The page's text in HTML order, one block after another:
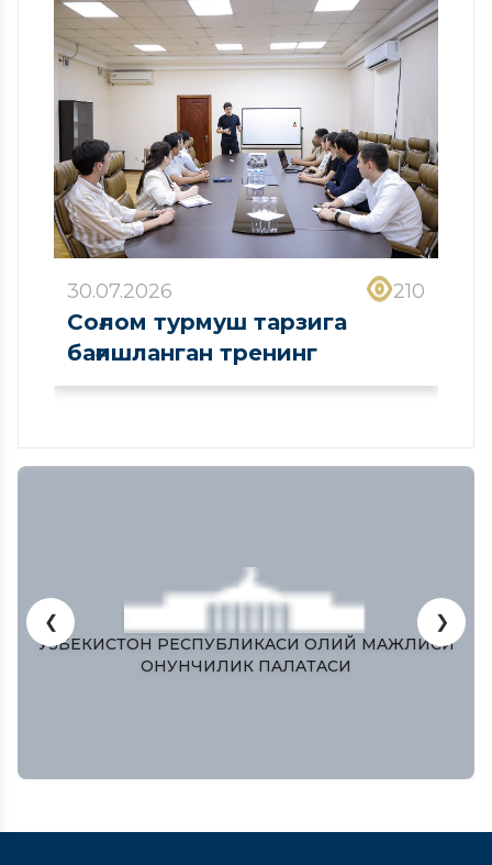
30.07.2026 210
Соғлом турмуш тарзига
бағишланган тренинг
ЎЗБЕКИСТОН РЕСПУБЛИКAСИ ОЛИЙ МAЖЛИСИ
ҚОНУНЧИЛИК ПAЛAТAСИ
❮ ❯